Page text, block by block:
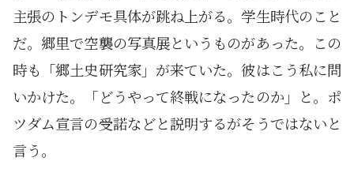
主張のトンデモ具体が跳ね上がる。学生時代のこと
だ。郷里で空襲の写真展というものがあった。この
時も「郷土史研究家」が来ていた。彼はこう私に問
いかけた。「どうやって終戦になったのか」と。ポ
ツダム宣言の受諾などと説明するがそうではないと
言う。